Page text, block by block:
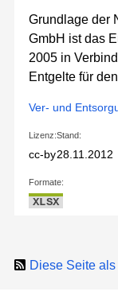
Grundlage der
GmbH ist das
2005 in
Entgelte für
Ver- und
Lizenz:
cc-by
Stand:
28.11.2012
Formate:
XLSX
Diese Seite